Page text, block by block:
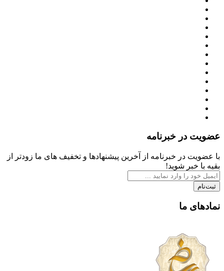
عضویت در خبرنامه
با عضویت در خبرنامه از آخرین پیشنهادها و تخفیف های ما زودتر از
بقیه با خبر شوید!
ثبت‌نام
نمادهای ما